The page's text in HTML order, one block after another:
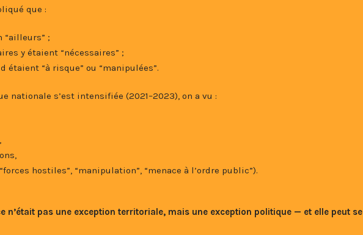
que :
“ailleurs” ;
y étaient “nécessaires” ;
étaient “à risque” ou “manipulées”.
nationale s’est intensifiée (2021–2023), on a vu :
hostiles”, “manipulation”, “menace à l’ordre public”).
n’était pas une exception territoriale, mais une exception politique — et elle peut se